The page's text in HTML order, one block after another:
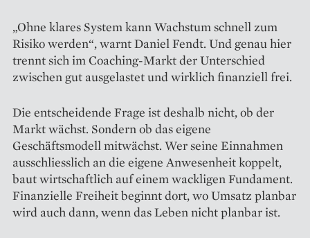
„Ohne klares System kann Wachstum schnell zum
Risiko werden“, warnt Daniel Fendt. Und genau hier
trennt sich im Coaching-Markt der Unterschied
zwischen gut ausgelastet und wirklich finanziell frei.
Die entscheidende Frage ist deshalb nicht, ob der
Markt wächst. Sondern ob das eigene
Geschäftsmodell mitwächst. Wer seine Einnahmen
ausschliesslich an die eigene Anwesenheit koppelt,
baut wirtschaftlich auf einem wackligen Fundament.
Finanzielle Freiheit beginnt dort, wo Umsatz planbar
wird auch dann, wenn das Leben nicht planbar ist.